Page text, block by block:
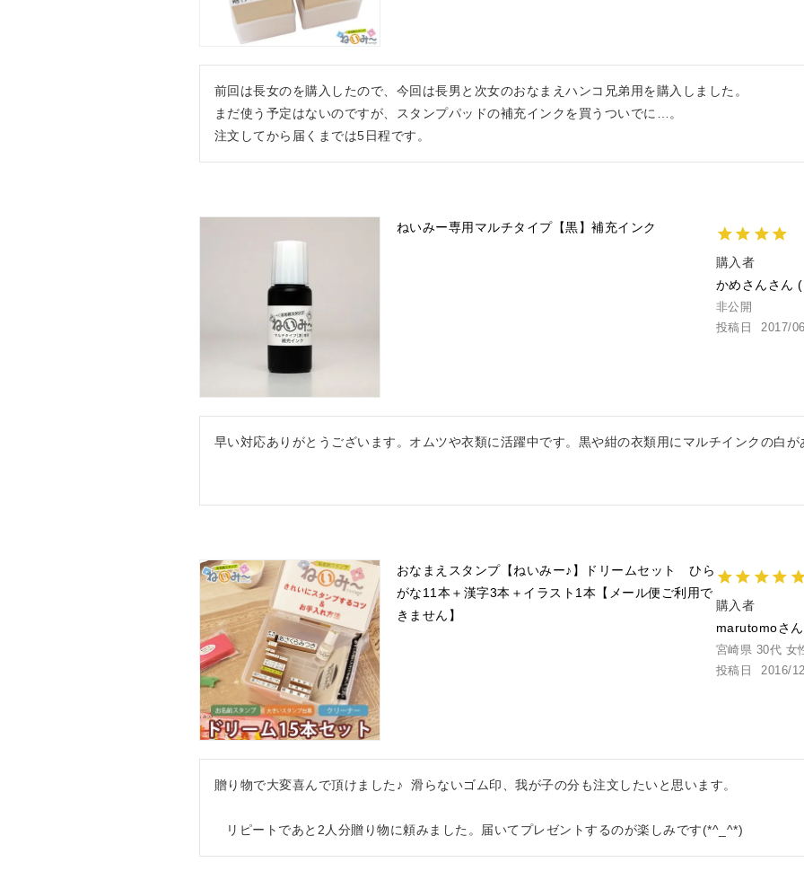
前回は長女のを購入したので、今回は長男と次女のおなまえハンコ兄弟用を購入しました。
まだ使う予定はないのですが、スタンプパッドの補充インクを買うついでに…。
注文してから届くまでは5日程です。
ねいみー専用マルチタイプ【黒】補充インク
購入者
かめさん
非公開
投稿日
2017/
早い対応ありがとうございます。オムツや衣類に活躍中です。黒や紺の衣類用にマルチインクの白が
おなまえスタンプ【ねいみー♪】ドリームセット ひら
がな11本＋漢字3本＋イラスト1本【メール便ご利用で
きません】
購入者
marutomo
宮崎県 30代 女
投稿日
2016/
贈り物で大変喜んで頂けました♪  滑らないゴム印、我が子の分も注文したいと思います。